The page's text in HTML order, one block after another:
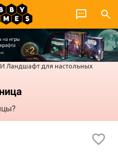
Ландшафт для настольных